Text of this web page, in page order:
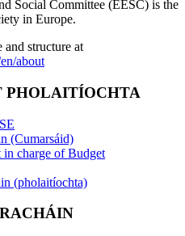
Social Committee (EESC) is the
in Europe.
and structure at
about
PHOLAITÍOCHTA
(Cumarsáid)
in charge of Budget
(pholaitíochta)